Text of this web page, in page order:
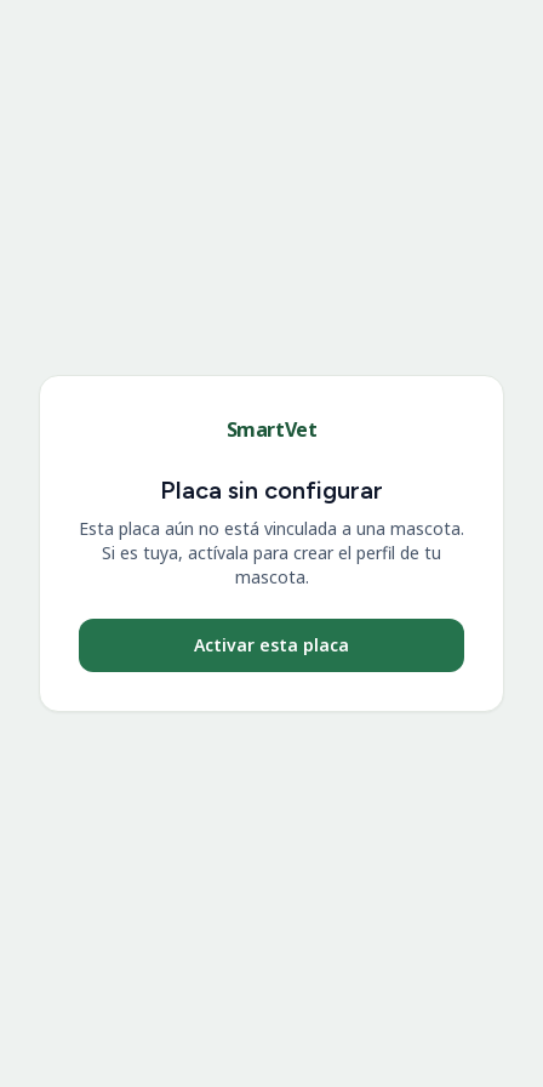
SmartVet
Placa sin configurar
Esta placa aún no está vinculada a una mascota.
Si es tuya, actívala para crear el perfil de tu
mascota.
Activar esta placa